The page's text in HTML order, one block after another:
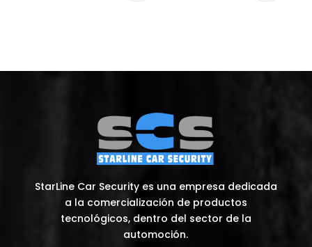
StarLine Car Security es una empresa dedicada
a la comercialización de productos
tecnológicos, dentro del sector de la
automoción.